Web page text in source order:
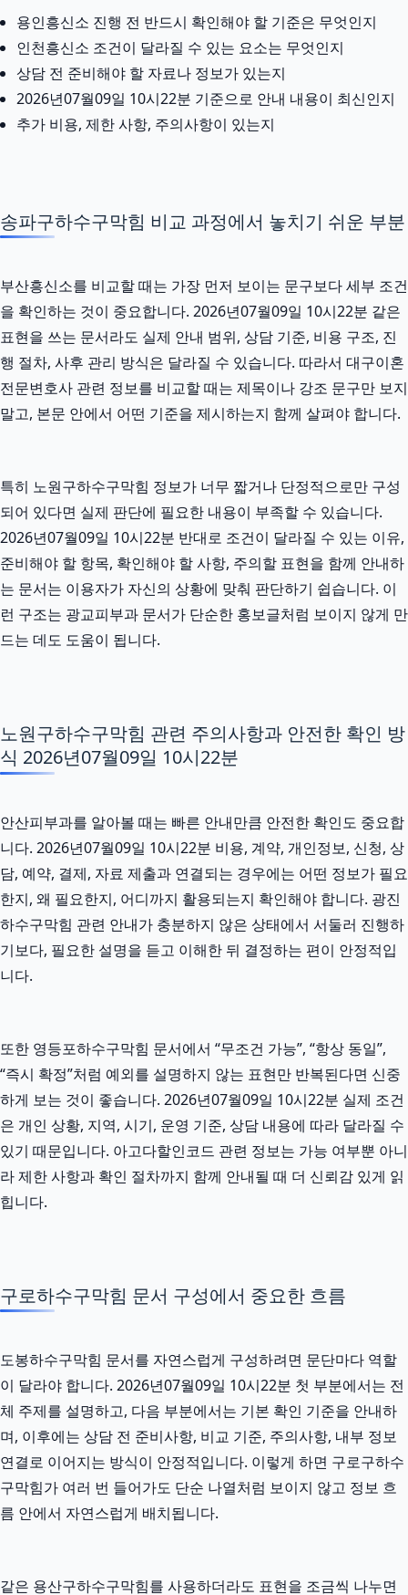
용인흥신소 진행 전 반드시 확인해야 할 기준은 무엇인지
인천흥신소 조건이 달라질 수 있는 요소는 무엇인지
상담 전 준비해야 할 자료나 정보가 있는지
2026년07월09일 10시22분 기준으로 안내 내용이 최신인지
추가 비용, 제한 사항, 주의사항이 있는지
송파구하수구막힘 비교 과정에서 놓치기 쉬운 부분
부산흥신소를 비교할 때는 가장 먼저 보이는 문구보다 세부 조건
을 확인하는 것이 중요합니다. 2026년07월09일 10시22분 같은
표현을 쓰는 문서라도 실제 안내 범위, 상담 기준, 비용 구조, 진
행 절차, 사후 관리 방식은 달라질 수 있습니다. 따라서 대구이혼
전문변호사 관련 정보를 비교할 때는 제목이나 강조 문구만 보지
말고, 본문 안에서 어떤 기준을 제시하는지 함께 살펴야 합니다.
특히 노원구하수구막힘 정보가 너무 짧거나 단정적으로만 구성
되어 있다면 실제 판단에 필요한 내용이 부족할 수 있습니다.
2026년07월09일 10시22분 반대로 조건이 달라질 수 있는 이유,
준비해야 할 항목, 확인해야 할 사항, 주의할 표현을 함께 안내하
는 문서는 이용자가 자신의 상황에 맞춰 판단하기 쉽습니다. 이
런 구조는 광교피부과 문서가 단순한 홍보글처럼 보이지 않게 만
드는 데도 도움이 됩니다.
노원구하수구막힘 관련 주의사항과 안전한 확인 방
식 2026년07월09일 10시22분
안산피부과를 알아볼 때는 빠른 안내만큼 안전한 확인도 중요합
니다. 2026년07월09일 10시22분 비용, 계약, 개인정보, 신청, 상
담, 예약, 결제, 자료 제출과 연결되는 경우에는 어떤 정보가 필요
한지, 왜 필요한지, 어디까지 활용되는지 확인해야 합니다. 광진
하수구막힘 관련 안내가 충분하지 않은 상태에서 서둘러 진행하
기보다, 필요한 설명을 듣고 이해한 뒤 결정하는 편이 안정적입
니다.
또한 영등포하수구막힘 문서에서 “무조건 가능”, “항상 동일”,
“즉시 확정”처럼 예외를 설명하지 않는 표현만 반복된다면 신중
하게 보는 것이 좋습니다. 2026년07월09일 10시22분 실제 조건
은 개인 상황, 지역, 시기, 운영 기준, 상담 내용에 따라 달라질 수
있기 때문입니다. 아고다할인코드 관련 정보는 가능 여부뿐 아니
라 제한 사항과 확인 절차까지 함께 안내될 때 더 신뢰감 있게 읽
힙니다.
구로하수구막힘 문서 구성에서 중요한 흐름
도봉하수구막힘 문서를 자연스럽게 구성하려면 문단마다 역할
이 달라야 합니다. 2026년07월09일 10시22분 첫 부분에서는 전
체 주제를 설명하고, 다음 부분에서는 기본 확인 기준을 안내하
며, 이후에는 상담 전 준비사항, 비교 기준, 주의사항, 내부 정보
연결로 이어지는 방식이 안정적입니다. 이렇게 하면 구로구하수
구막힘가 여러 번 들어가도 단순 나열처럼 보이지 않고 정보 흐
름 안에서 자연스럽게 배치됩니다.
같은 용산구하수구막힘를 사용하더라도 표현을 조금씩 나누면